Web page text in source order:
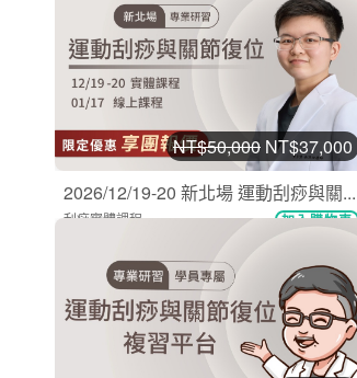
購買後有效期限：2026-12-12
278
0
NT$50,000 NT$37,000
2026/12/19-20 新北場 運動刮痧與關...
刮痧實體課程 加入購物車
193
0